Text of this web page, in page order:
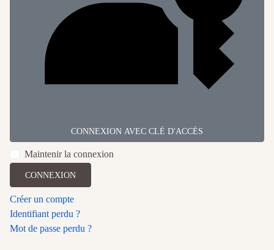
CONNEXION AVEC CLÉ D'ACCÈS
Maintenir la connexion
CONNEXION
Créer un compte
Identifiant perdu ?
Mot de passe perdu ?